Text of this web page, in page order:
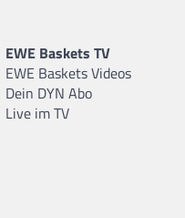
EWE Baskets TV
EWE Baskets Videos
Dein DYN Abo
Live im TV